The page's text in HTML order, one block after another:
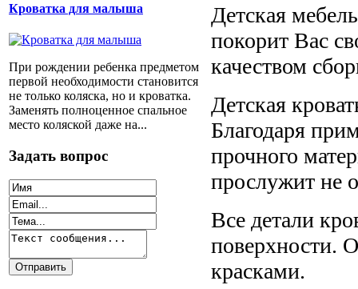
Кроватка для малыша
При рождении ребенка предметом
первой необходимости становится
не только коляска, но и кроватка.
Заменять полноценное спальное
место коляской даже на...
Задать вопрос
Детская
покорит Вас
качеством
Детская
Благодаря
прочного
прослужит не
Все детали
поверхности.
красками.